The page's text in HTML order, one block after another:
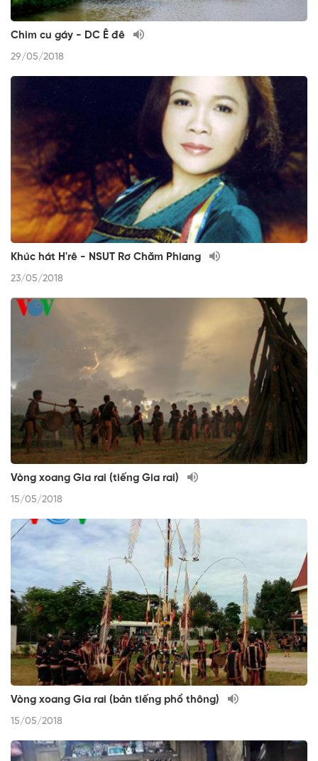
Chim cu gáy - DC Ê đê
29/05/2018
Khúc hát H'rê - NSUT Rơ Chăm Phiang
23/05/2018
Vòng xoang Gia rai (tiếng Gia rai)
15/05/2018
Vòng xoang Gia rai (bản tiếng phổ thông)
15/05/2018